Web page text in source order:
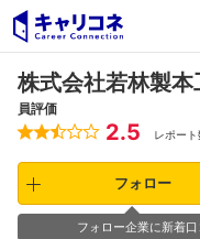
株式会社若林製本
員評価
2.5 レポート
フォロー
フォロー企業に新着